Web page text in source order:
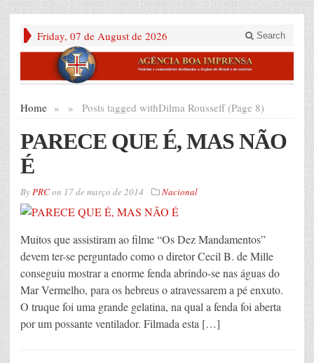
Friday, 07 de August de 2026 Search
Home » Posts tagged with
» Dilma Rousseff (Page 8)
PARECE QUE É, MAS NÃO
É
ByPRCon 17 de março de 2014 Nacional
Muitos que assistiram ao filme “Os Dez Mandamentos”
devem ter-se perguntado como o diretor Cecil B. de Mille
conseguiu mostrar a enorme fenda abrindo-se nas águas do
Mar Vermelho, para os hebreus o atravessarem a pé enxuto.
O truque foi uma grande gelatina, na qual a fenda foi aberta
por um possante ventilador. Filmada esta […]